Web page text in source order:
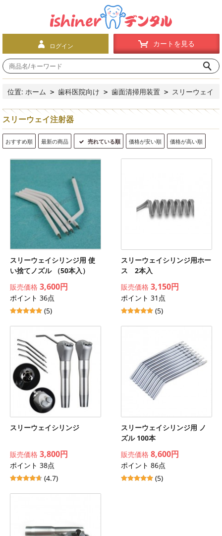
ログイン カートを見る
位置: ホーム > 歯科医院向け > 歯面清掃用装置 > スリーウェイ
スリーウェイ注射器
おすすめ順 最新の商品 売れている順 価格が安い順 価格が高い順
スリーウェイシリンジ用 使
い捨てノズル （50本入）
販売価格 3,600円
ポイント 36点
(5)
スリーウェイシリンジ用ホー
ス 2本入
販売価格 3,150円
ポイント 31点
(5)
スリーウェイシリンジ
販売価格 3,800円
ポイント 38点
(4.7)
スリーウェイシリンジ用 ノ
ズル 100本
販売価格 8,600円
ポイント 86点
(5)